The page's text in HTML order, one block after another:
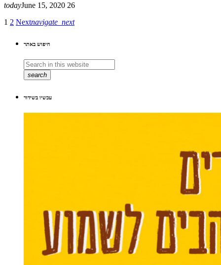
todayJune 15, 2020 26
1 2 Nextnavigate_next
חיפוש באתר
search
עכשיו בשידור